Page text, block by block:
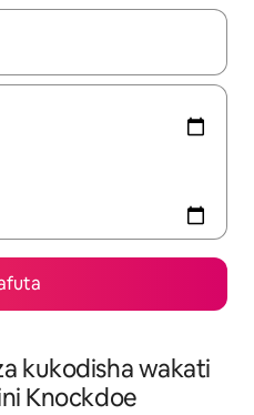
vinjari kwa kutumia vitufe vya
kukodisha wakati
Knockdoe